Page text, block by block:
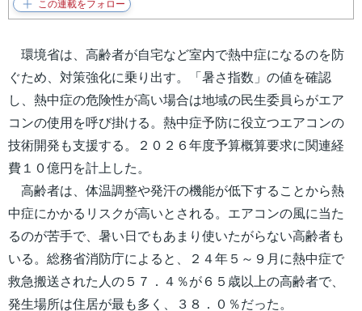
環境省は、高齢者が自宅など室内で熱中症になるのを防
ぐため、対策強化に乗り出す。「暑さ指数」の値を確認
し、熱中症の危険性が高い場合は地域の民生委員らがエア
コンの使用を呼び掛ける。熱中症予防に役立つエアコンの
技術開発も支援する。２０２６年度予算概算要求に関連経
費１０億円を計上した。
高齢者は、体温調整や発汗の機能が低下することから熱
中症にかかるリスクが高いとされる。エアコンの風に当た
るのが苦手で、暑い日でもあまり使いたがらない高齢者も
いる。総務省消防庁によると、２４年５～９月に熱中症で
救急搬送された人の５７．４％が６５歳以上の高齢者で、
発生場所は住居が最も多く、３８．０％だった。